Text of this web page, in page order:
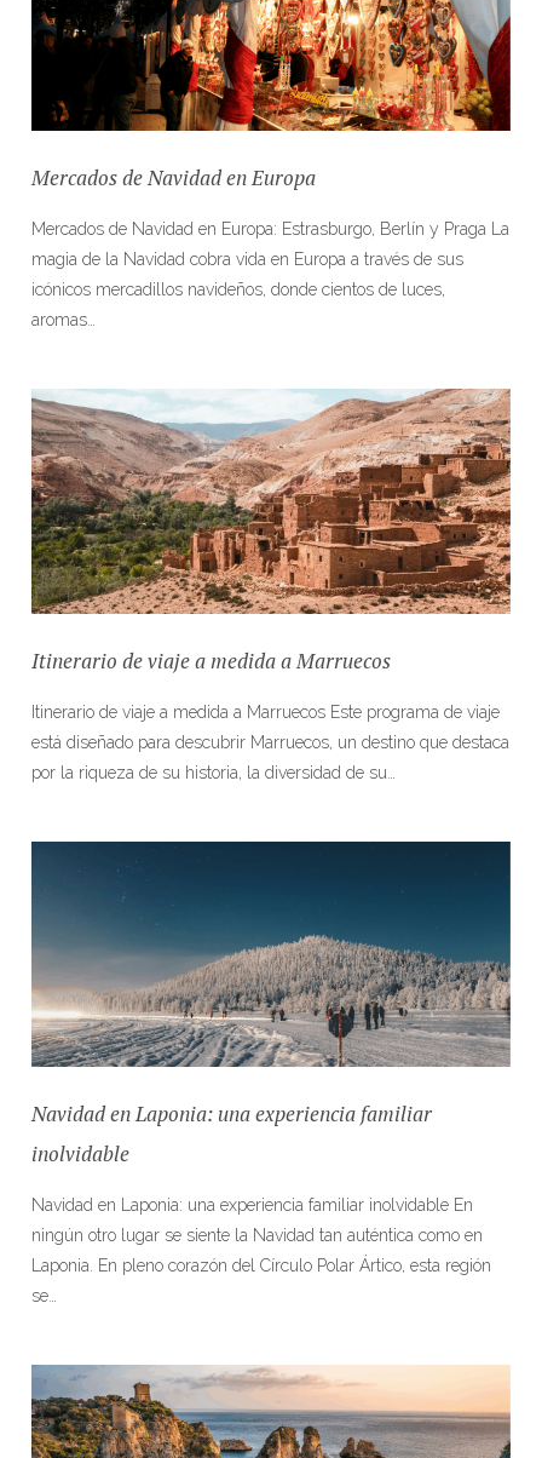
Mercados de Navidad en Europa
Mercados de Navidad en Europa: Estrasburgo, Berlín y Praga La
magia de la Navidad cobra vida en Europa a través de sus
icónicos mercadillos navideños, donde cientos de luces,
aromas…
Itinerario de viaje a medida a Marruecos
Itinerario de viaje a medida a Marruecos Este programa de viaje
está diseñado para descubrir Marruecos, un destino que destaca
por la riqueza de su historia, la diversidad de su…
Navidad en Laponia: una experiencia familiar
inolvidable
Navidad en Laponia: una experiencia familiar inolvidable En
ningún otro lugar se siente la Navidad tan auténtica como en
Laponia. En pleno corazón del Círculo Polar Ártico, esta región
se…